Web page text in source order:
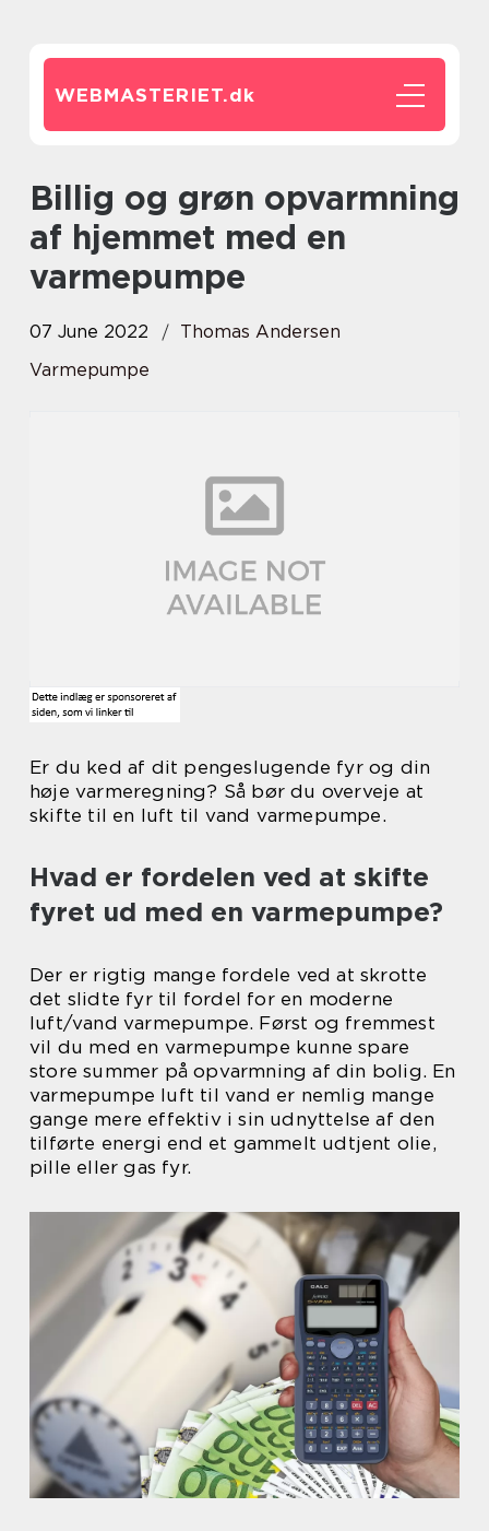
WEBMASTERIET.dk
Billig og grøn opvarmning
af hjemmet med en
varmepumpe
07 June 2022
Thomas Andersen
Varmepumpe
Er du ked af dit pengeslugende fyr og din
høje varmeregning? Så bør du overveje at
skifte til en luft til vand varmepumpe.
Hvad er fordelen ved at skifte
fyret ud med en varmepumpe?
Der er rigtig mange fordele ved at skrotte
det slidte fyr til fordel for en moderne
luft/vand varmepumpe. Først og fremmest
vil du med en varmepumpe kunne spare
store summer på opvarmning af din bolig. En
varmepumpe luft til vand er nemlig mange
gange mere effektiv i sin udnyttelse af den
tilførte energi end et gammelt udtjent olie,
pille eller gas fyr.